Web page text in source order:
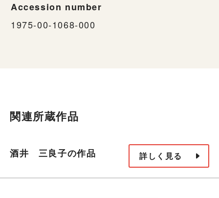
Accession number
1975-00-1068-000
関連所蔵作品
酒井 三良子の作品 詳しく見る